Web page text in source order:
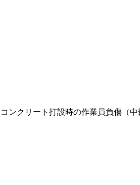
ンクリート打設時の作業員負傷（中